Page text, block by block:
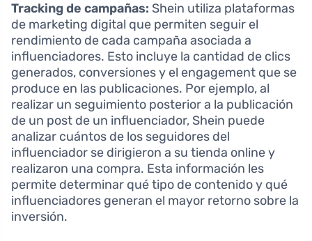
Tracking de campañas: Shein utiliza plataformas
de marketing digital que permiten seguir el
rendimiento de cada campaña asociada a
influenciadores. Esto incluye la cantidad de clics
generados, conversiones y el engagement que se
produce en las publicaciones. Por ejemplo, al
realizar un seguimiento posterior a la publicación
de un post de un influenciador, Shein puede
analizar cuántos de los seguidores del
influenciador se dirigieron a su tienda online y
realizaron una compra. Esta información les
permite determinar qué tipo de contenido y qué
influenciadores generan el mayor retorno sobre la
inversión.